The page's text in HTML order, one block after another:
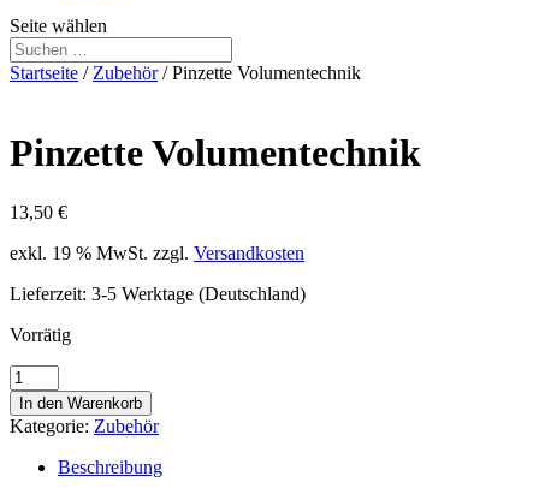
Seite wählen
Startseite / Zubehör/ Pinzette Volumentechnik
Pinzette Volumentechnik
13,50 €
exkl. 19 % MwSt. zzgl. Versandkosten
Lieferzeit: 3-5 Werktage (Deutschland)
Vorrätig
Pinzette
Volumentechnik
Menge
In den Warenkorb
Kategorie: Zubehör
Beschreibung